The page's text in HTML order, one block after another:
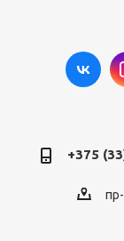
+375